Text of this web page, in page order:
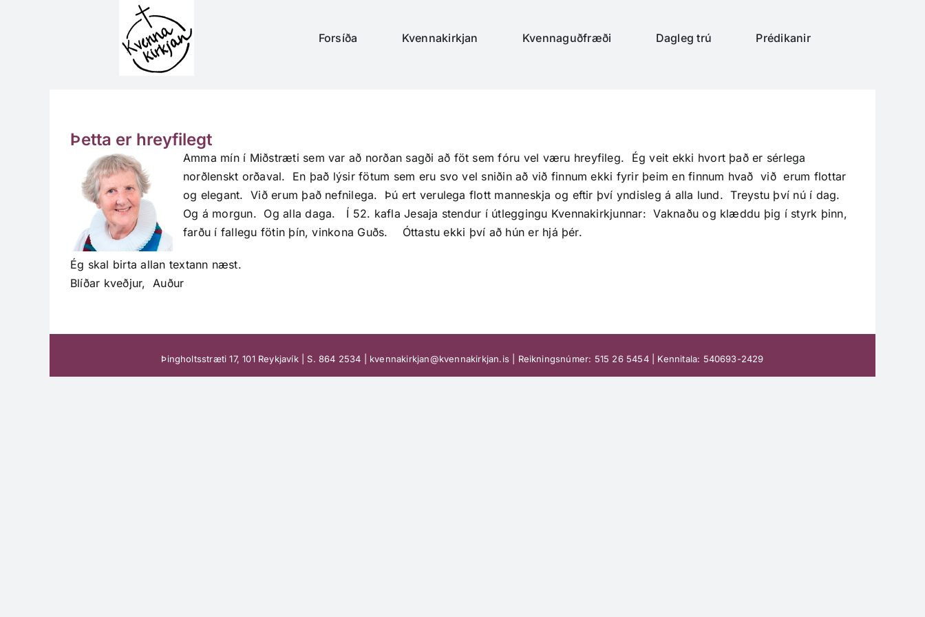
Forsíða Kvennakirkjan Kvennaguðfræði Dagleg trú Prédikanir
Þetta er hreyfilegt
Amma mín í Miðstræti sem var að norðan sagði að föt sem fóru vel væru hreyfileg. Ég veit ekki hvort það er sérlega
norðlenskt orðaval. En það lýsir fötum sem eru svo vel sniðin að við finnum ekki fyrir þeim en finnum hvað við erum flottar
og elegant. Við erum það nefnilega. Þú ert verulega flott manneskja og eftir því yndisleg á alla lund. Treystu því nú í dag.
Og á morgun. Og alla daga. Í 52. kafla Jesaja stendur í útleggingu Kvennakirkjunnar: Vaknaðu og klæddu þig í styrk þinn,
farðu í fallegu fötin þín, vinkona Guðs. Óttastu ekki því að hún er hjá þér.
Ég skal birta allan textann næst.
Blíðar kveðjur, Auður
Þingholtsstræti 17, 101 Reykjavík | S. 864 2534 | kvennakirkjan@kvennakirkjan.is | Reikningsnúmer: 515 26 5454 | Kennitala: 540693-2429